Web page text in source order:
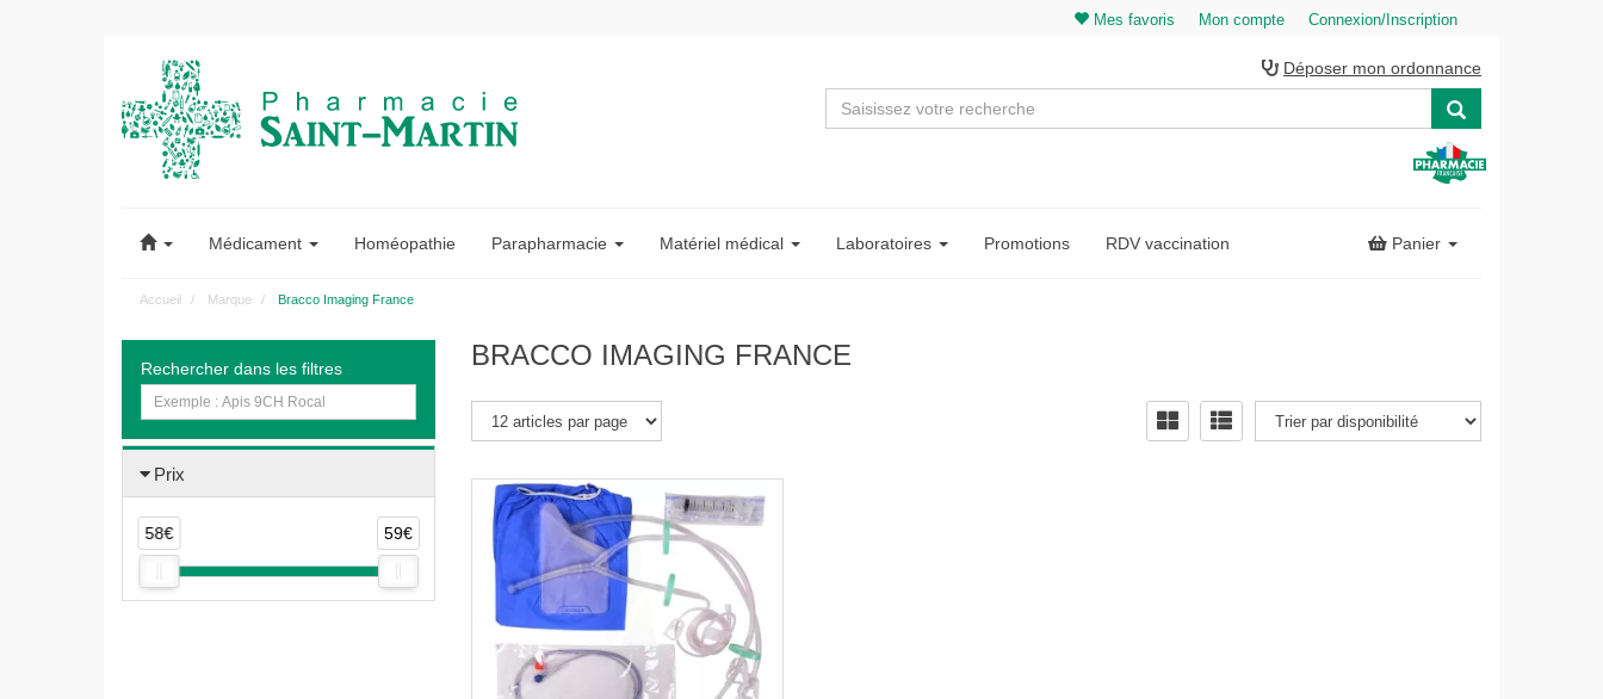
Mes favoris Mon compte Connexion/Inscription
Saint-
Martin
Pharmacie
Saint-
Martin
Amiens
Déposer mon ordonnance
Médicament Homéopathie Parapharmacie Matériel médical Laboratoires Promotions RDV vaccination Panier
Accueil Marque Bracco Imaging France
BRACCO IMAGING FRANCE
Rechercher dans les filtres
Prix
58€ 59€